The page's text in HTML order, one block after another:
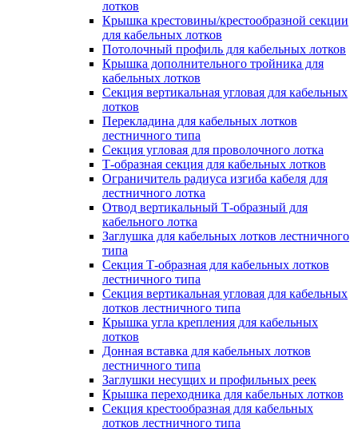
лотков
Крышка крестовины/крестообразной секции
для кабельных лотков
Потолочный профиль для кабельных лотков
Крышка дополнительного тройника для
кабельных лотков
Секция вертикальная угловая для кабельных
лотков
Перекладина для кабельных лотков
лестничного типа
Секция угловая для проволочного лотка
Т-образная секция для кабельных лотков
Ограничитель радиуса изгиба кабеля для
лестничного лотка
Отвод вертикальный Т-образный для
кабельного лотка
Заглушка для кабельных лотков лестничного
типа
Секция Т-образная для кабельных лотков
лестничного типа
Секция вертикальная угловая для кабельных
лотков лестничного типа
Крышка угла крепления для кабельных
лотков
Донная вставка для кабельных лотков
лестничного типа
Заглушки несущих и профильных реек
Крышка переходника для кабельных лотков
Секция крестообразная для кабельных
лотков лестничного типа